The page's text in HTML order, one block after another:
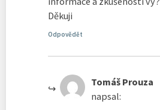
Děkuji
Odpovědět
Tomáš Prouza
napsal: